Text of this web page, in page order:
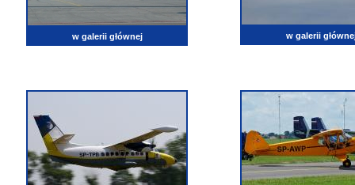
w galerii głównej w galerii